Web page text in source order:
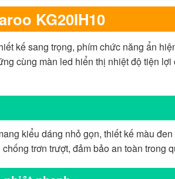
KG20IH10
kế sang trọng, phím chức năng ẩn
cùng màn led hiển thị nhiệt độ tiện
kiểu dáng nhỏ gọn, thiết kế màu
trơn trượt, đảm bảo an toàn trong